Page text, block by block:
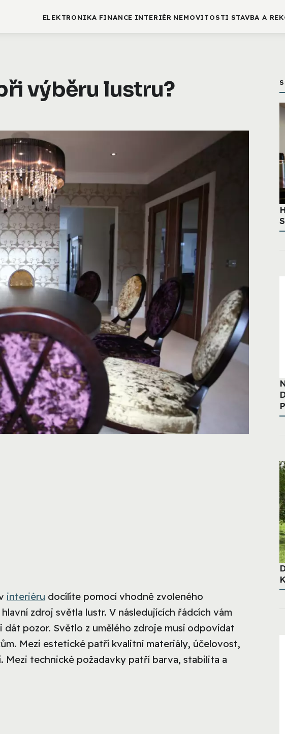
ELEKTRONIKA FINANCE INTERIÉR NEMOVITOSTI STAVBA A
výběru lustru?
interiéru docílíte pomocí vhodně zvoleného
zdroj světla lustr. V následujících řádcích vám
pozor. Světlo z umělého zdroje musí odpovídat
Mezi estetické patří kvalitní materiály, účelovost,
technické požadavky patří barva, stabilita a